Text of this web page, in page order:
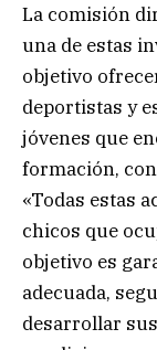
La comisión
una de estas
objetivo
deportistas y
jóvenes que
formación,
«Todas estas
chicos que
objetivo es
adecuada,
desarrollar